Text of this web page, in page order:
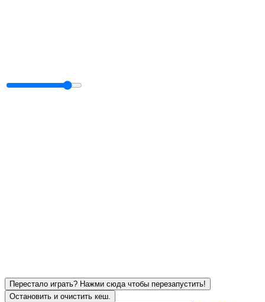
Перестало играть? Нажми сюда чтобы перезапустить!
Остановить и очистить кеш.